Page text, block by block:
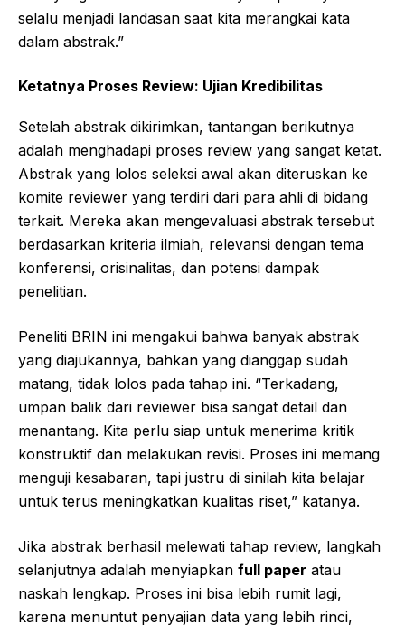
selalu menjadi landasan saat kita merangkai kata
dalam abstrak.”
Ketatnya Proses Review: Ujian Kredibilitas
Setelah abstrak dikirimkan, tantangan berikutnya
adalah menghadapi proses review yang sangat ketat.
Abstrak yang lolos seleksi awal akan diteruskan ke
komite reviewer yang terdiri dari para ahli di bidang
terkait. Mereka akan mengevaluasi abstrak tersebut
berdasarkan kriteria ilmiah, relevansi dengan tema
konferensi, orisinalitas, dan potensi dampak
penelitian.
Peneliti BRIN ini mengakui bahwa banyak abstrak
yang diajukannya, bahkan yang dianggap sudah
matang, tidak lolos pada tahap ini. “Terkadang,
umpan balik dari reviewer bisa sangat detail dan
menantang. Kita perlu siap untuk menerima kritik
konstruktif dan melakukan revisi. Proses ini memang
menguji kesabaran, tapi justru di sinilah kita belajar
untuk terus meningkatkan kualitas riset,” katanya.
Jika abstrak berhasil melewati tahap review, langkah
selanjutnya adalah menyiapkan full paper atau
naskah lengkap. Proses ini bisa lebih rumit lagi,
karena menuntut penyajian data yang lebih rinci,